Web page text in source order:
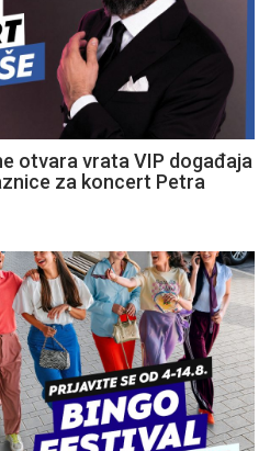
otvara vrata VIP događaja
za koncert Petra